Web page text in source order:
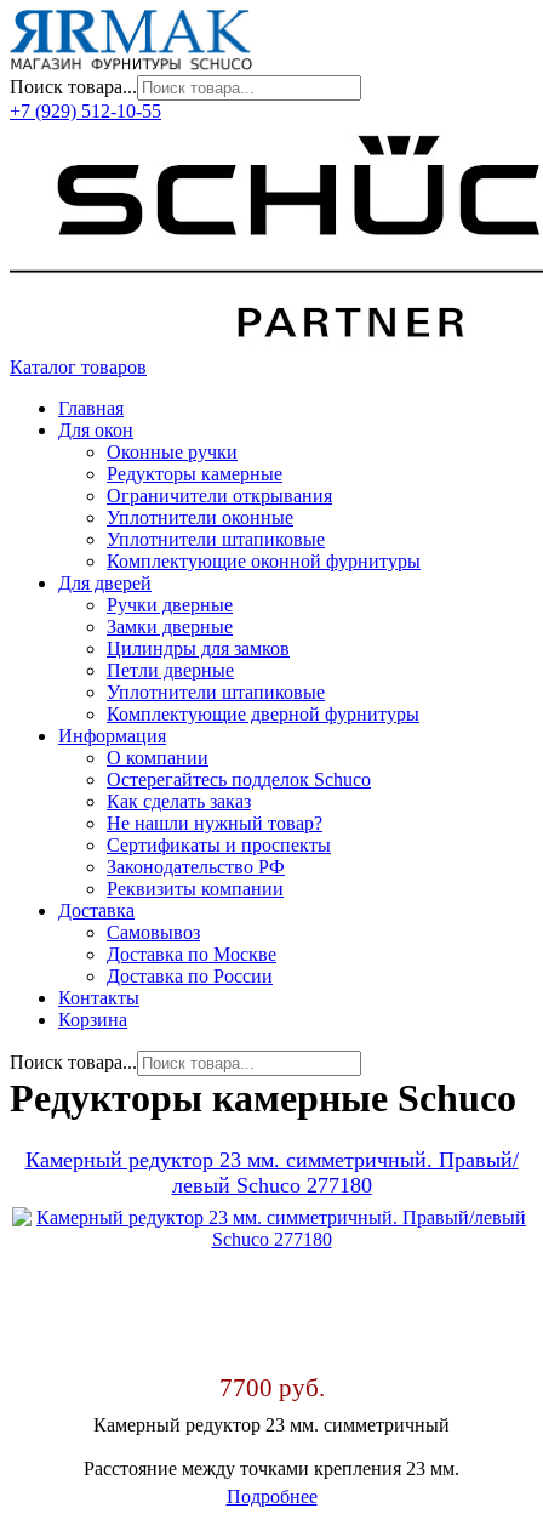
Поиск товара...
+7 (929) 512-10-55
Каталог товаров
Главная
Для окон
Оконные ручки
Редукторы камерные
Ограничители открывания
Уплотнители оконные
Уплотнители штапиковые
Комплектующие оконной фурнитуры
Для дверей
Ручки дверные
Замки дверные
Цилиндры для замков
Петли дверные
Уплотнители штапиковые
Комплектующие дверной фурнитуры
Информация
О компании
Остерегайтесь подделок Schuco
Как сделать заказ
Не нашли нужный товар?
Сертификаты и проспекты
Законодательство РФ
Реквизиты компании
Доставка
Самовывоз
Доставка по Москве
Доставка по России
Контакты
Корзина
Поиск товара...
Редукторы камерные Schuco
Камерный редуктор 23 мм. симметричный. Правый/
левый Schuco 277180
7700 руб.
Камерный редуктор 23 мм. симметричный
Расстояние между точками крепления 23 мм.
Подробнее